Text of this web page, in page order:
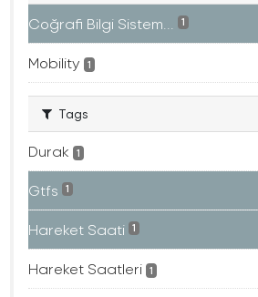
Coğrafi Bilgi Sistem... 1
Mobility 1
Tags
Durak 1
Gtfs 1
Hareket Saati 1
Hareket Saatleri 1